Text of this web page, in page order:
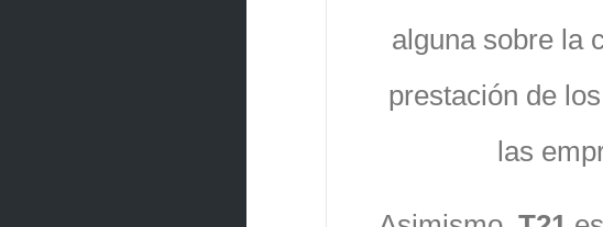
alguna sobre la
prestación de
las